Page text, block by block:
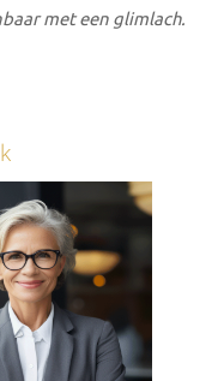
met een glimlach.